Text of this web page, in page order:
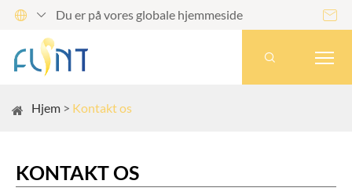
  Du er på vores globale hjemmeside 

Hjem Kontakt os
KONTAKT OS